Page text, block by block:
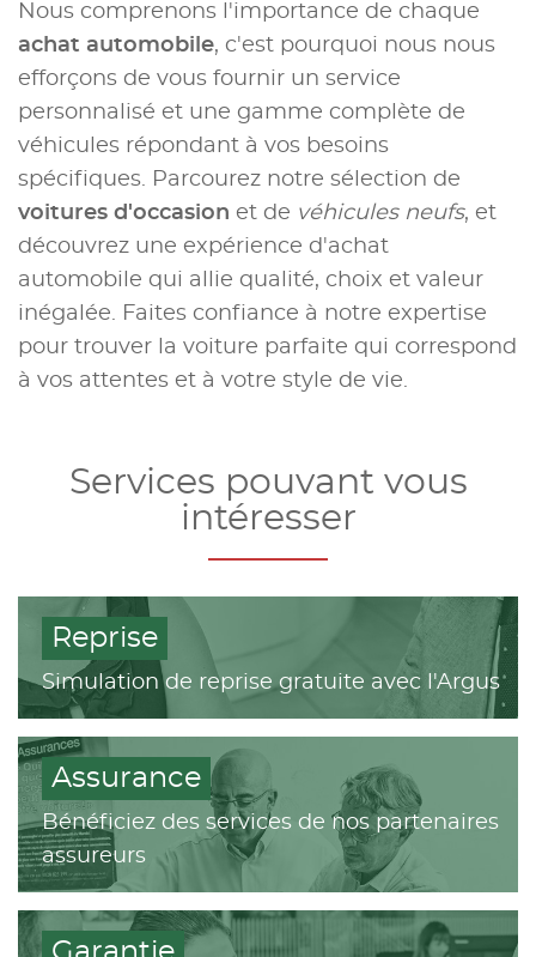
Nous comprenons l'importance de chaque
achat automobile, c'est pourquoi nous nous
efforçons de vous fournir un service
personnalisé et une gamme complète de
véhicules répondant à vos besoins
spécifiques. Parcourez notre sélection de
voitures d'occasion et de véhicules neufs, et
découvrez une expérience d'achat
automobile qui allie qualité, choix et valeur
inégalée. Faites confiance à notre expertise
pour trouver la voiture parfaite qui correspond
à vos attentes et à votre style de vie.
Services pouvant vous
intéresser
Reprise
Simulation de reprise gratuite avec l'Argus
Assurance
Bénéficiez des services de nos partenaires
assureurs